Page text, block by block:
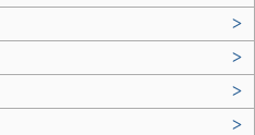
>
>
>
>